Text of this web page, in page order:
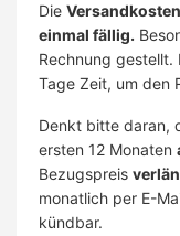
Die Versandkosten
einmal fällig.
Rechnung
Tage Zeit, um den
Denkt bitte daran,
ersten 12 Monaten
Bezugspreis
monatlich per E-
kündbar.